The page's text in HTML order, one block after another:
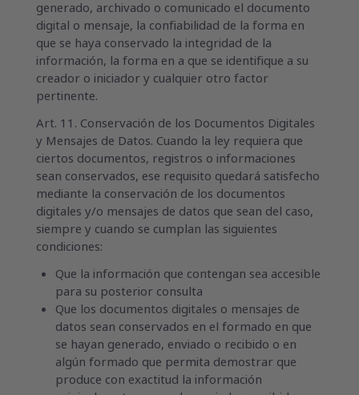
generado, archivado o comunicado el documento
digital o mensaje, la confiabilidad de la forma en
que se haya conservado la integridad de la
información, la forma en a que se identifique a su
creador o iniciador y cualquier otro factor
pertinente.
Art. 11. Conservación de los Documentos Digitales
y Mensajes de Datos. Cuando la ley requiera que
ciertos documentos, registros o informaciones
sean conservados, ese requisito quedará satisfecho
mediante la conservación de los documentos
digitales y/o mensajes de datos que sean del caso,
siempre y cuando se cumplan las siguientes
condiciones:
Que la información que contengan sea accesible
para su posterior consulta
Que los documentos digitales o mensajes de
datos sean conservados en el formado en que
se hayan generado, enviado o recibido o en
algún formado que permita demostrar que
produce con exactitud la información